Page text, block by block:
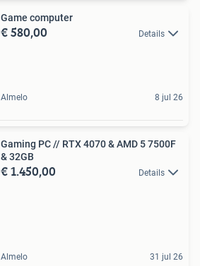
Game computer
€ 580,00 Details
Almelo 8 jul 26
Gaming PC // RTX 4070 & AMD 5 7500F
& 32GB
€ 1.450,00 Details
Almelo 31 jul 26